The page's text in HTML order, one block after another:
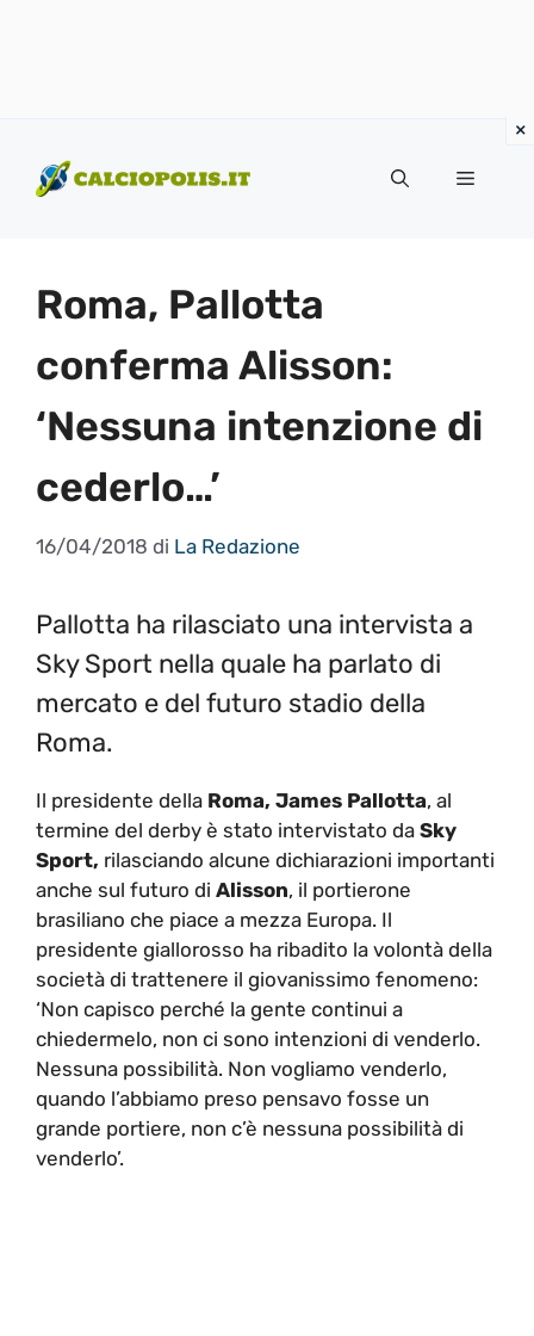
contenuto
Menu
Roma, Pallotta
conferma Alisson:
‘Nessuna intenzione di
cederlo…’
16/04/2018 di La Redazione
Pallotta ha rilasciato una intervista a
Sky Sport nella quale ha parlato di
mercato e del futuro stadio della
Roma.
Il presidente della Roma, James Pallotta, al
termine del derby è stato intervistato da Sky
Sport, rilasciando alcune dichiarazioni importanti
anche sul futuro di Alisson, il portierone
brasiliano che piace a mezza Europa. Il
presidente giallorosso ha ribadito la volontà della
società di trattenere il giovanissimo fenomeno:
‘Non capisco perché la gente continui a
chiedermelo, non ci sono intenzioni di venderlo.
Nessuna possibilità. Non vogliamo venderlo,
quando l’abbiamo preso pensavo fosse un
grande portiere, non c’è nessuna possibilità di
venderlo’.